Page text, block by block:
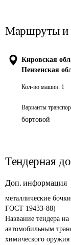
Маршруты и
Кировская
Пензенская
Кол-во машин: 1
Варианты
бортовой
Тендерная
Доп. информация
металлические
ГОСТ 19433-88)
Название тендера
автомобильным
химического